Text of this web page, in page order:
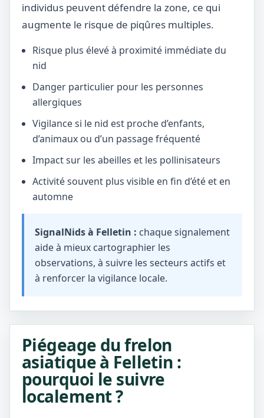
individus peuvent défendre la zone, ce qui
augmente le risque de piqûres multiples.
Risque plus élevé à proximité immédiate du
nid
Danger particulier pour les personnes
allergiques
Vigilance si le nid est proche d’enfants,
d’animaux ou d’un passage fréquenté
Impact sur les abeilles et les pollinisateurs
Activité souvent plus visible en fin d’été et en
automne
SignalNids à Felletin : chaque signalement
aide à mieux cartographier les
observations, à suivre les secteurs actifs et
à renforcer la vigilance locale.
Piégeage du frelon
asiatique à Felletin :
pourquoi le suivre
localement ?